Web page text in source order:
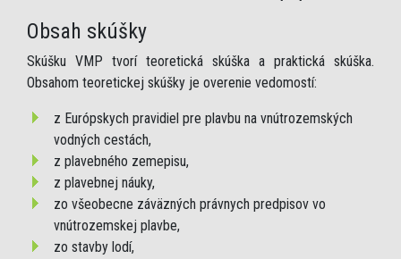
Obsah skúšky
Skúšku VMP tvorí teoretická skúška a praktická skúška.
Obsahom teoretickej skúšky je overenie vedomostí:
z Európskych pravidiel pre plavbu na vnútrozemských
vodných cestách,
z plavebného zemepisu,
z plavebnej náuky,
zo všeobecne záväzných právnych predpisov vo
vnútrozemskej plavbe,
zo stavby lodí,